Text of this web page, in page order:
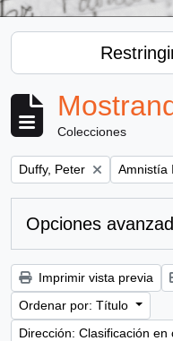
Colecciones
Remove filter:
Duffy, Peter Remove
Amnistía
Opciones
Imprimir vista previa
Ordenar por: Título
Dirección: Clasificación